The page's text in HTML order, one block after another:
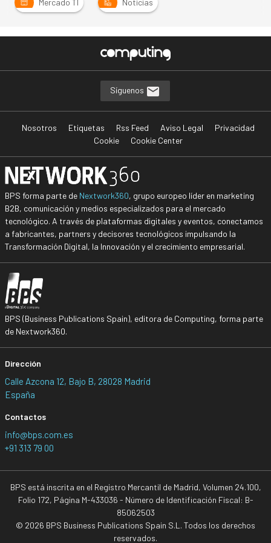
Mercado TI Noticias
Síguenos
Nosotros Etiquetas Rss Feed Aviso Legal
Privacidad
Cookie
Cookie Center
BPS forma parte de Nextwork360, grupo europeo líder en marketing
B2B, comunicación y medios especializados para el mercado
tecnológico. A través de plataformas digitales y eventos, conectamos
a fabricantes, partners y decisores tecnológicos impulsando la
Transformación Digital, la Innovación y el crecimiento empresarial.
BPS (Business Publications Spain), editora de Computing, forma parte
de Nextwork360.
Dirección
Calle Azcona 12, Bajo B, 28028 Madrid
España
Contactos
info@bps.com.es
+91 313 79 00
BPS está inscrita en el Registro Mercantil de Madrid, Volumen 24.100,
Folio 172, Página M-433036 - Número de Identificación Fiscal: B-
85062503
© 2026 BPS Business Publications Spain S.L. Todos los derechos
reservados.